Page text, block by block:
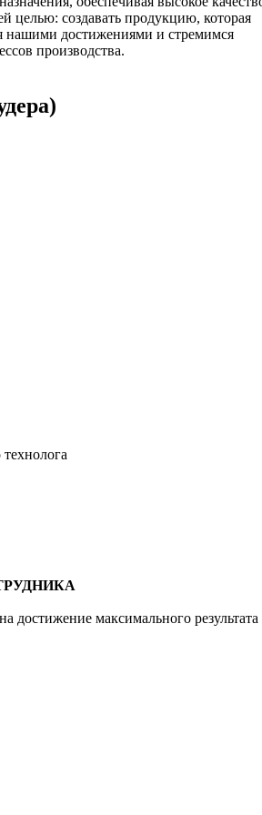
создавать продукцию, которая
нашими достижениями и стремимся
производства.
максимального результата